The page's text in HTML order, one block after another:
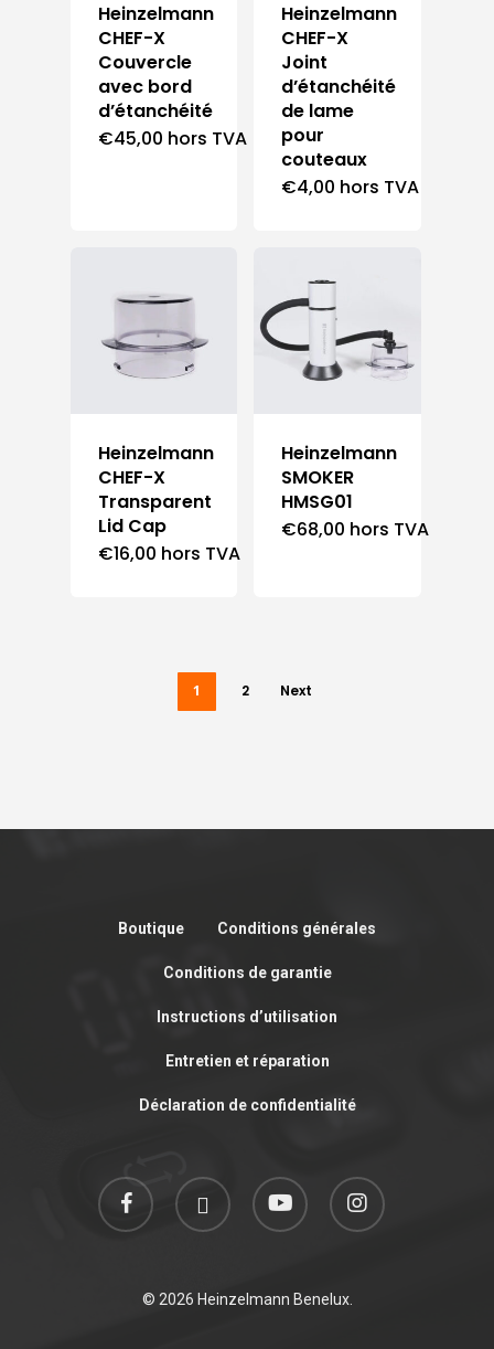
Heinzelmann
CHEF-X
Couvercle
avec bord
d’étanchéité
€45,00 hors TVA
Heinzelmann
CHEF-X
Joint
d’étanchéité
de lame
pour
couteaux
€4,00 hors TVA
Heinzelmann
CHEF-X
Transparent
Lid Cap
€16,00 hors TVA
Heinzelmann
SMOKER
HMSG01
€68,00 hors TVA
1 2 Next
Boutique Conditions générales
Conditions de garantie
Instructions d’utilisation
Entretien et réparation
Déclaration de confidentialité
facebook linkedin youtube instagram
© 2026 Heinzelmann Benelux.